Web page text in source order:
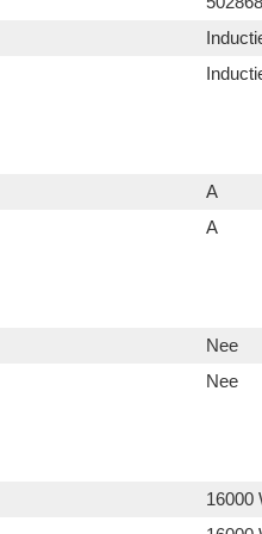
A
A
Nee
Nee
16000